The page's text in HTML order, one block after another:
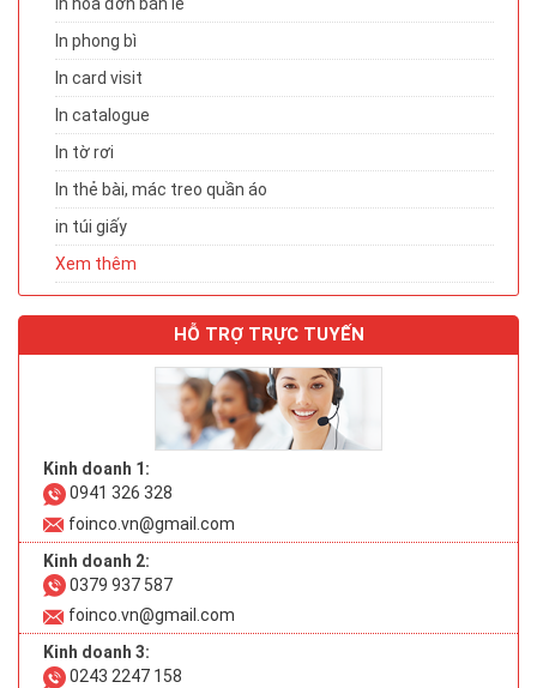
In phong bì
In card visit
In catalogue
In tờ rơi
In thẻ bài, mác treo quần áo
in túi giấy
Xem thêm
HỖ TRỢ TRỰC TUYẾN
Kinh doanh 1:
0941 326 328
foinco.vn@gmail.com
Kinh doanh 2:
0379 937 587
foinco.vn@gmail.com
Kinh doanh 3:
0243 2247 158